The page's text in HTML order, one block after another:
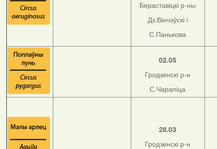
Бераставіцкі р-ны
Дз.Вінчэўскі і
С.Панькова
02.05
Гродзенскі р-н
С.Чарапіца
28.03
Гродзенскі р-н